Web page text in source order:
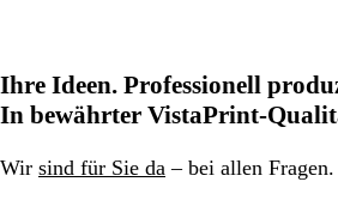
Ihre Ideen. Professionell
In bewährter VistaPrint-
Wir sind für Sie da – bei allen Fragen.